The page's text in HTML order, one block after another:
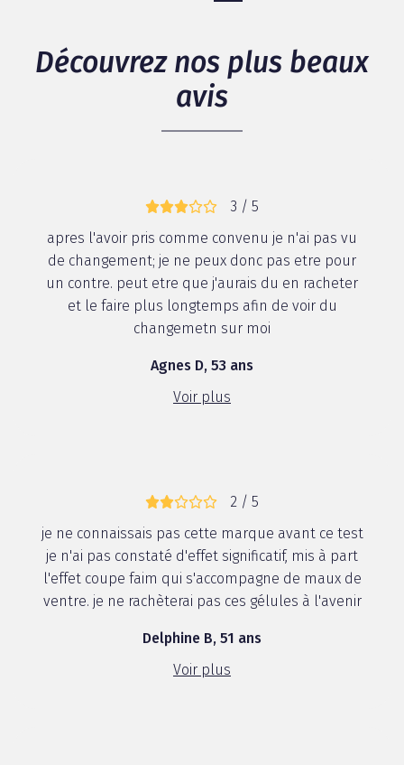
Découvrez nos plus beaux
avis
3 / 5
apres l'avoir pris comme convenu je n'ai pas vu
de changement; je ne peux donc pas etre pour
un contre. peut etre que j'aurais du en racheter
et le faire plus longtemps afin de voir du
changemetn sur moi
Agnes D, 53 ans
Voir plus
2 / 5
je ne connaissais pas cette marque avant ce test
je n'ai pas constaté d'effet significatif, mis à part
l'effet coupe faim qui s'accompagne de maux de
ventre. je ne rachèterai pas ces gélules à l'avenir
Delphine B, 51 ans
Voir plus